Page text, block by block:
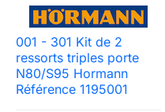
001 - 301 Kit de 2
ressorts triples porte
N80/S95 Hormann
Référence 1195001